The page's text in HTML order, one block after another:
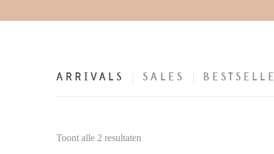
ARRIVALS SALES
Toont alle 2 resultaten